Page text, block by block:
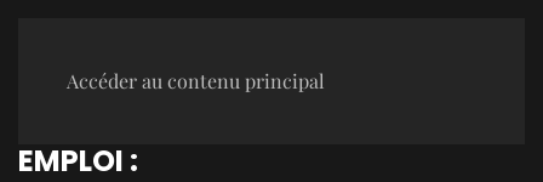
Accéder au contenu principal
EMPLOI :